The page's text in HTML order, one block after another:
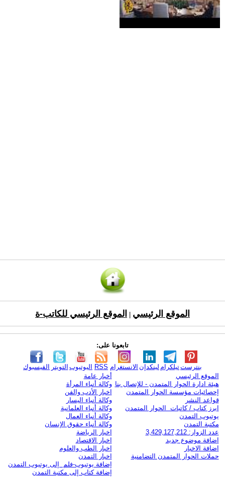
الموقع الرئيسي الموقع الرئيسي للكاتب-ة
تابعونا على:
الفيسبوك التويتر اليوتيوب RSS الانستغرام لينكدإن تيلكرامبنترست
الموقع الرئيسي
هيئة ادارة الحوار المتمدن - للإتصال بنا
إحصائيات مؤسسة الحوار المتمدن
قواعد النشر
ابرز كتاب / كاتبات الحوار المتمدن
يوتيوب التمدن
مكتبة التمدن
عدد الزوار: 3,429,127,212
اضافة موضوع جديد
اضافة الاخبار
حملات الحوار المتمدن التضامنية
أخبار عامة
وكالة أنباء المرأة
اخبار الأدب والفن
وكالة أنباء اليسار
وكالة أنباء العلمانية
وكالة أنباء العمال
وكالة أنباء حقوق الإنسان
اخبار الرياضة
اخبار الاقتصاد
اخبار الطب والعلوم
اخبار التمدن
إضافة يوتيوب-فلم إلى يوتيوب التمدن
إضافة كتاب إلى مكتبة التمدن